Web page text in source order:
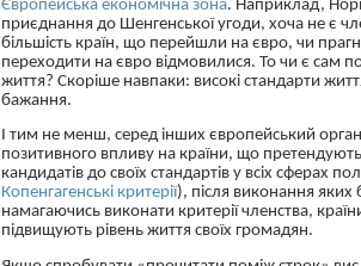
Європейська економічна зона. Наприклад,
приєднання до Шенгенськоїугоди, хоча не є
більшість країн, що перейшли на євро, чи
переходити на євро відмовилися. То чи є сам
життя? Скоріше навпаки: високі стандарти
бажання.
І тим не менш, серед інших європейський
позитивного впливу на країни, що
кандидатів до своїх стандартів у всіх сферах
Копенгагенські критерії), після виконання яких
намагаючись виконати критерії членства,
підвищують рівень життя своїх громадян.